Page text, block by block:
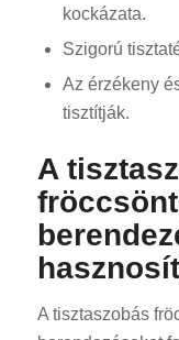
kockázata.
Szigorú
Az érzékeny
tisztítják.
A
A tisztaszobás